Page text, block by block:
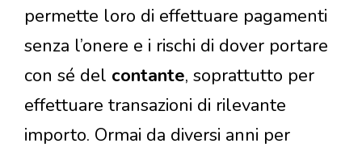
permette loro di effettuare pagamenti
senza l’onere e i rischi di dover portare
con sé del contante, soprattutto per
effettuare transazioni di rilevante
importo. Ormai da diversi anni per